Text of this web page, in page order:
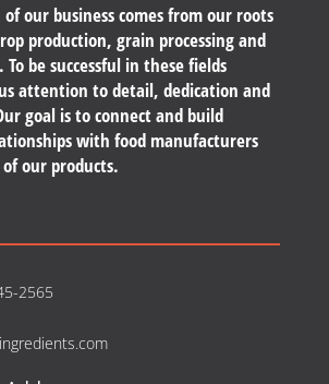
our business comes from our roots
production, grain processing and
To be successful in these fields
attention to detail, dedication and
goal is to connect and build
with food manufacturers
our products.
2565